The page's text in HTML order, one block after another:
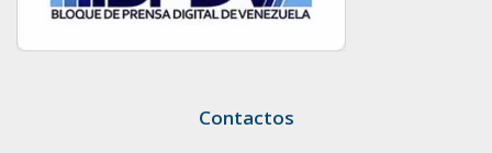
Contactos